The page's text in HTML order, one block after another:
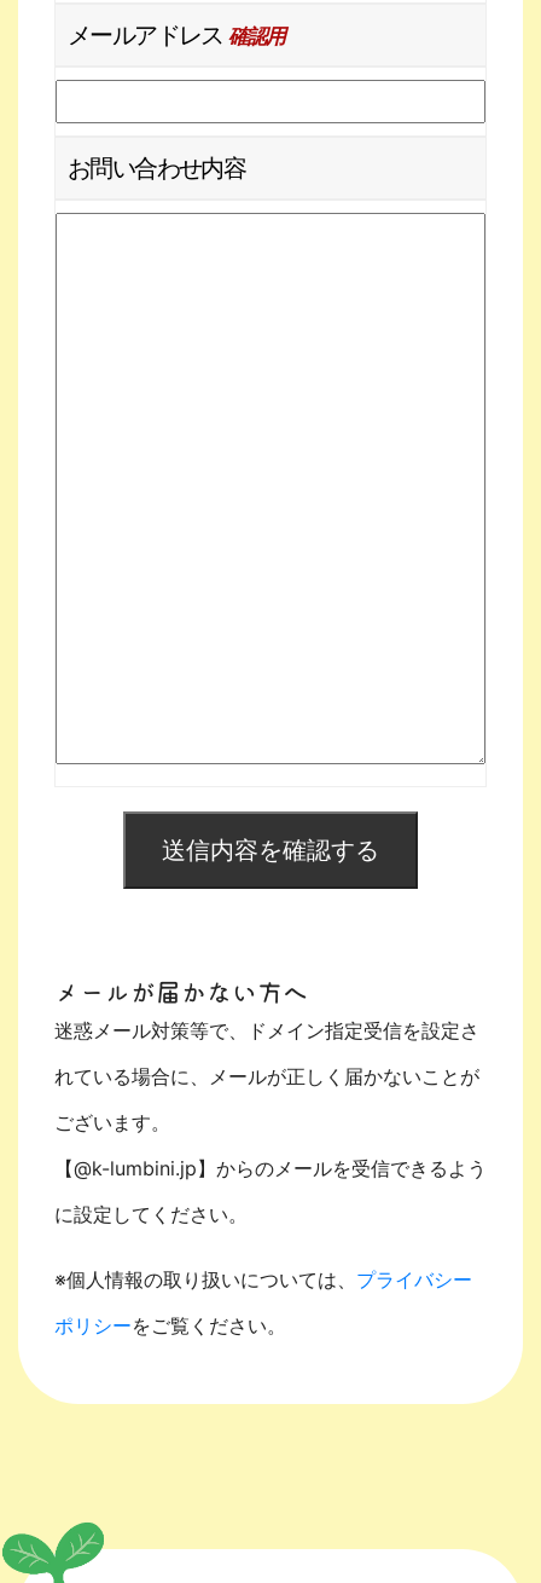
メールアドレス確認用
お問い合わせ内容
メールが届かない方へ
迷惑メール対策等で、ドメイン指定受信を設定さ
れている場合に、メールが正しく届かないことが
ございます。
【@k-lumbini.jp】からのメールを受信できるよう
に設定してください。
※個人情報の取り扱いについては、 プライバシー
ポリシーをご覧ください。